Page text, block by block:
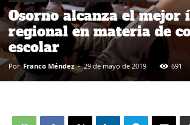
Osorno alcanza el mejor
regional en materia de
escolar
Por Franco Méndez - 29 de mayo de 2019 691